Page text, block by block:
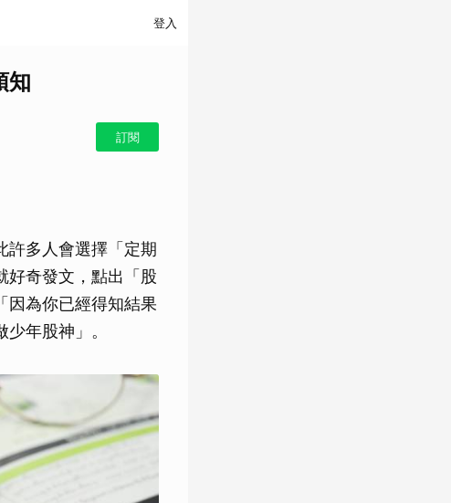
登入
知
訂閱
許多人會選擇「定期
好奇發文，點出「股
因為你已經得知結果
年股神」。